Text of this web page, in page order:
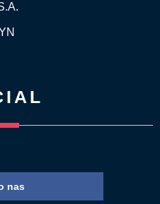
nas